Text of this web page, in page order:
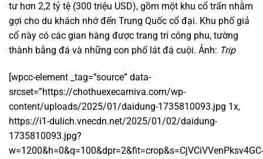
tư hơn 2,2 tỷ tệ (300 triệu USD), gồm một khu cổ trấn nhằm
gợi cho du khách nhớ đến Trung Quốc cổ đại. Khu phố giả
cổ này có các gian hàng được trang trí công phu, tường
thành bằng đá và những con phố lát đá cuội. Ảnh: Trip
[wpcc-element _tag=”source” data-
srcset=”https://chothuexecarniva.com/wp-
content/uploads/2025/01/daidung-1735810093.jpg 1x,
https://i1-dulich.vnecdn.net/2025/01/02/daidung-
1735810093.jpg?
w=1200&h=0&q=100&dpr=2&fit=crop&s=CjVCiVVenPksv4GC-